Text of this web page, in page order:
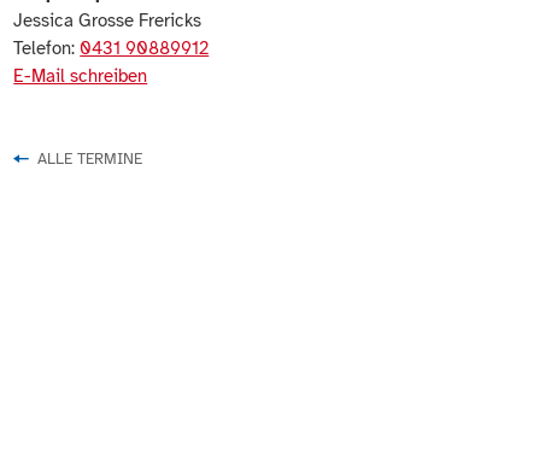
Jessica Grosse Frericks
Telefon: 0431 90889912
E-Mail schreiben
ALLE TERMINE